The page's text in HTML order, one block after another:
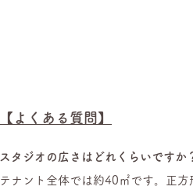
【よくある質問】
スタジオの広さはどれくらいですか
テナント全体では約40㎡です。正